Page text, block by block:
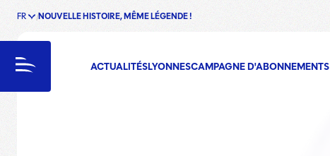
FR NOUVELLE HISTOIRE, MÊME LÉGENDE !
Menu ACTUALITÉSLYONNESCAMPAGNE D'ABONNEMENTS